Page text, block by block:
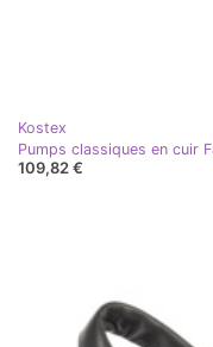
Kostex
Pumps classiques en cuir
109,82 €